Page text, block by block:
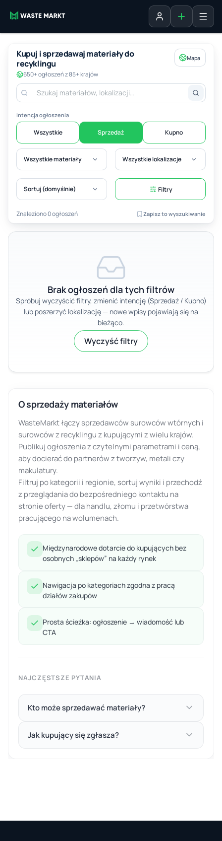
Zaloguj sięDodaj
Kupuj i sprzedawaj materiały do
recyklingu
650+ ogłoszeń z 85+ krajów
Mapa
Intencja ogłoszenia
Wszystkie Sprzedaż Kupno
Wszystkie materiały Wszystkie lokalizacje
Sortuj (domyślnie) Filtry
Znaleziono 0 ogłoszeń Zapisz to wyszukiwanie
Brak ogłoszeń dla tych filtrów
Spróbuj wyczyścić filtry, zmienić intencję (Sprzedaż / Kupno)
lub poszerzyć lokalizację — nowe wpisy pojawiają się na
bieżąco.
Wyczyść filtry
O sprzedaży materiałów
WasteMarkt łączy sprzedawców surowców wtórnych i
surowców z recyklingu z kupującymi z wielu krajów.
Publikuj ogłoszenia z czytelnymi parametrami i ceną,
aby docierać do partnerów z tworzyw, metali czy
makulatury.
Filtruj po kategorii i regionie, sortuj wyniki i przechodź
z przeglądania do bezpośredniego kontaktu na
stronie oferty — dla handlu, złomu i przetwórstwa
pracującego na wolumenach.
Międzynarodowe dotarcie do kupujących bez
osobnych „sklepów” na każdy rynek
Nawigacja po kategoriach zgodna z pracą
działów zakupów
Prosta ścieżka: ogłoszenie → wiadomość lub
CTA
NAJCZĘSTSZE PYTANIA
Kto może sprzedawać materiały?
Jak kupujący się zgłasza?